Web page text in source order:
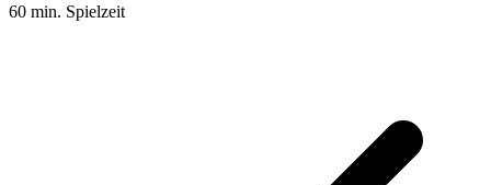
60 min. Spielzeit